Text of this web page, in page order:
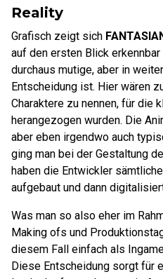
Reality
Grafisch zeigt sich
auf den ersten Blick
durchaus mutige, aber in
Entscheidung ist. Hier wären
Charaktere zu nennen, für die
herangezogen wurden. Die
aber eben irgendwo auch
ging man bei der Gestaltung
haben die Entwickler
aufgebaut und dann
Was man so also eher im
Making ofs und
diesem Fall einfach als
Diese Entscheidung sorgt für